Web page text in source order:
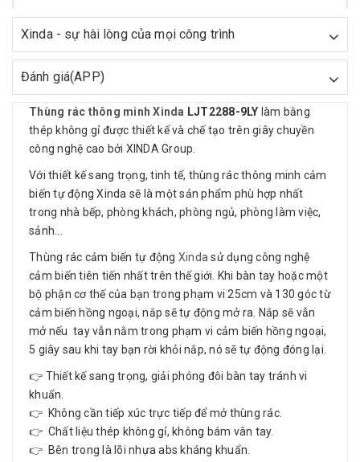
Xinda - sự hài lòng của mọi công trình
Đánh giá(APP)
Thùng rác thông minh Xinda LJT2288-9LY làm bằng
thép không gỉ được thiết kế và chế tạo trên giây chuyền
công nghệ cao bởi XINDA Group.
Với thiết kế sang trọng, tinh tế, thùng rác thông minh cảm
biến tự động Xinda sẽ là một sản phẩm phù hợp nhất
trong nhà bếp, phòng khách, phòng ngủ, phòng làm việc,
sảnh...
Thùng rác cảm biến tự động Xinda sử dụng công nghệ
cảm biến tiên tiến nhất trên thế giới. Khi bàn tay hoặc một
bộ phận cơ thế của bạn trong phạm vi 25cm và 130 góc từ
cảm biến hồng ngoại, nắp sẽ tự động mở ra. Nắp sẽ vẫn
mở nếu tay vẫn nằm trong phạm vi cảm biến hồng ngoại,
5 giây sau khi tay bạn rời khỏi nắp, nó sẽ tự động đóng lại.
👉 Thiết kế sang trọng, giải phóng đôi bàn tay tránh vi
khuẩn.
👉 Không cần tiếp xúc trực tiếp để mở thùng rác.
👉 Chất liệu thép không gỉ, không bám vân tay.
👉 Bên trong là lõi nhựa abs kháng khuẩn.